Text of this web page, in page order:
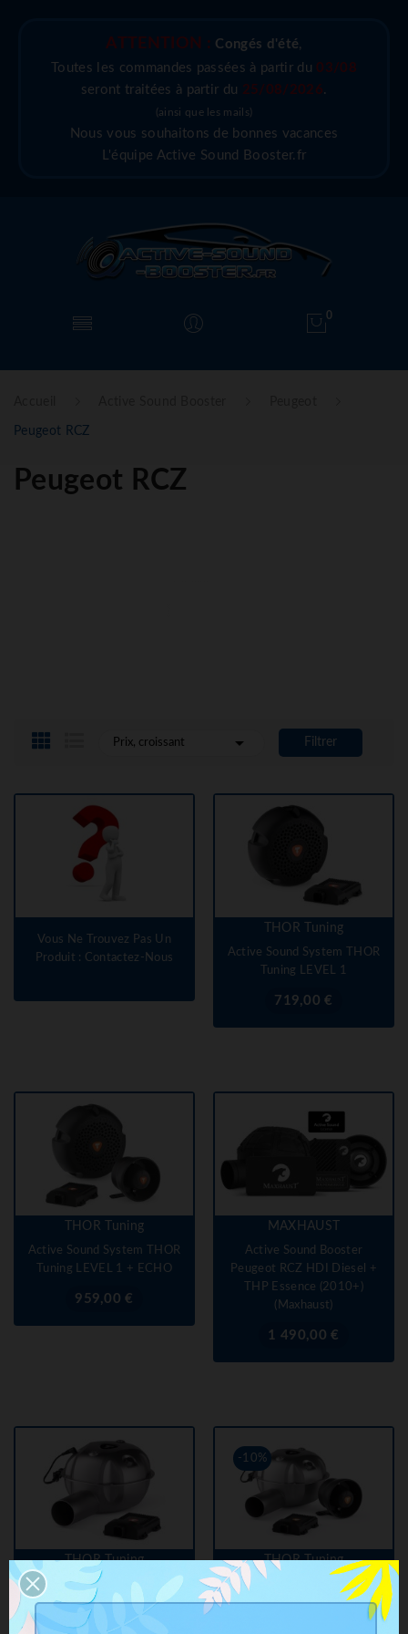
ATTENTION : Congés d'été,
Toutes les commandes passées à partir du 03/08
seront traitées à partir du 25/08/2026.
(ainsi que les mails)
Nous vous souhaitons de bonnes vacances
L'équipe Active Sound Booster.fr
0
Peugeot RCZ
Peugeot RCZ
Prix, croissant  Filtrer
Vous Ne Trouvez Pas Un
Produit : Contactez-Nous
THOR Tuning
Active Sound System THOR
Tuning LEVEL 1
Prix
719,00 €
THOR Tuning
Active Sound System THOR
Tuning LEVEL 1 + ECHO
Prix
959,00 €
MAXHAUST
Active Sound Booster
Peugeot RCZ HDI Diesel +
THP Essence (2010+)
(Maxhaust)
Prix1 490,00 €
THOR Tuning
Active Sound Booster
Peugeot RCZ HDI Diesel
(2010-2013) (THOR Tuning)
-10%
THOR Tuning
Active Sound System THOR
Tuning PRO LEVEL 2 +